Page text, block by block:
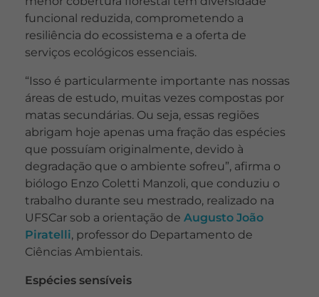
funcional reduzida, comprometendo a
resiliência do ecossistema e a oferta de
serviços ecológicos essenciais.
“Isso é particularmente importante nas nossas
áreas de estudo, muitas vezes compostas por
matas secundárias. Ou seja, essas regiões
abrigam hoje apenas uma fração das espécies
que possuíam originalmente, devido à
degradação que o ambiente sofreu”, afirma o
biólogo Enzo Coletti Manzoli, que conduziu o
trabalho durante seu mestrado, realizado na
UFSCar sob a orientação de Augusto João
Piratelli, professor do Departamento de
Ciências Ambientais.
Espécies sensíveis